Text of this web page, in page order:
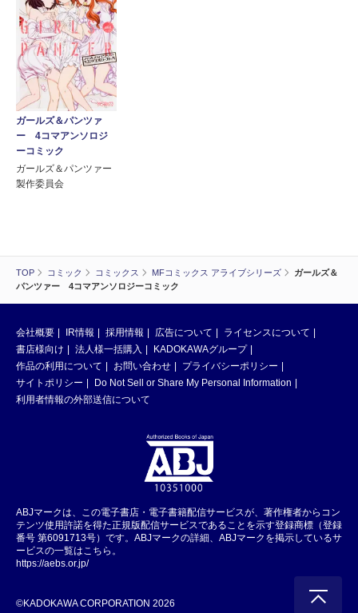
TOP コミック コミックス MFコミックス アライブシリーズ
ガールズ＆
パンツァー 4コマアンソロジーコミック
ガールズ＆パンツァ
ー 4コマアンソロジ
ーコミック
ガールズ＆パンツァー
製作委員会
会社概要 IR情報 採用情報 広告について
ライセンスについて
書店様向け
法人様一括購入
KADOKAWAグループ
作品の利用について
お問い合わせ
プライバシーポリシー
サイトポリシー
Do Not Sell or Share My Personal Information
利用者情報の外部送信について
ABJマークは、この電子書店・電子書籍配信サービスが、著作権者からコン
テンツ使用許諾を得た正規版配信サービスであることを示す登録商標（登録
番号 第6091713号）です。ABJマークの詳細、ABJマークを掲示しているサ
ービスの一覧はこちら。
https://aebs.or.jp/
©KADOKAWA CORPORATION 2026